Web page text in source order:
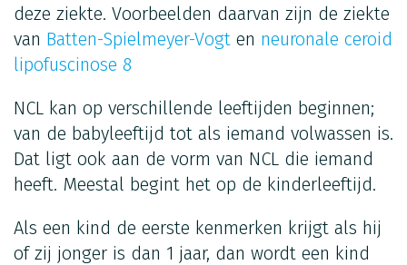
deze ziekte. Voorbeelden daarvan zijn de ziekte
van Batten-Spielmeyer-Vogt en neuronale ceroid
lipofuscinose 8
NCL kan op verschillende leeftijden beginnen;
van de babyleeftijd tot als iemand volwassen is.
Dat ligt ook aan de vorm van NCL die iemand
heeft. Meestal begint het op de kinderleeftijd.
Als een kind de eerste kenmerken krijgt als hij
of zij jonger is dan 1 jaar, dan wordt een kind